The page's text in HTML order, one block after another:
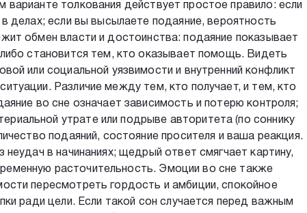
толкования действует простое правило: если
делах; если вы высылаете подаяние, вероятность
обмен власти и достоинства: подаяние показывает
становится тем, кто оказывает помощь. Видеть
или социальной уязвимости и внутренний конфликт
Различие между тем, кто получает, и тем, кто
во сне означает зависимость и потерю контроля;
утрате или подрыве авторитета (по соннику
подаяний, состояние просителя и ваша реакция.
в начинаниях; щедрый ответ смягчает картину,
расточительность. Эмоции во сне также
пересмотреть гордость и амбиции, спокойное
ради цели. Если такой сон случается перед важным